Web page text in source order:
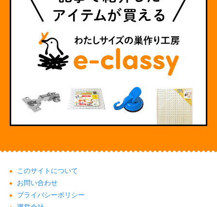
このサイトについて
お問い合わせ
プライバシーポリシー